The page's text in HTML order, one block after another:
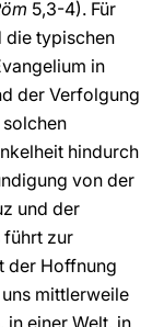
5,3-4). Für
die typischen
in
der Verfolgung
hindurch
von der
und der
führt zur
der Hoffnung
mittlerweile
einer Welt, in